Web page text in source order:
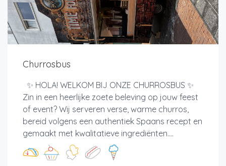
Churrosbus
✨ HOLA! WELKOM BIJ ONZE CHURROSBUS ✨
Zin in een heerlijke zoete beleving op jouw feest
of event? Wij serveren verse, warme churros,
bereid volgens een authentiek Spaans recept en
gemaakt met kwalitatieve ingrediënten....